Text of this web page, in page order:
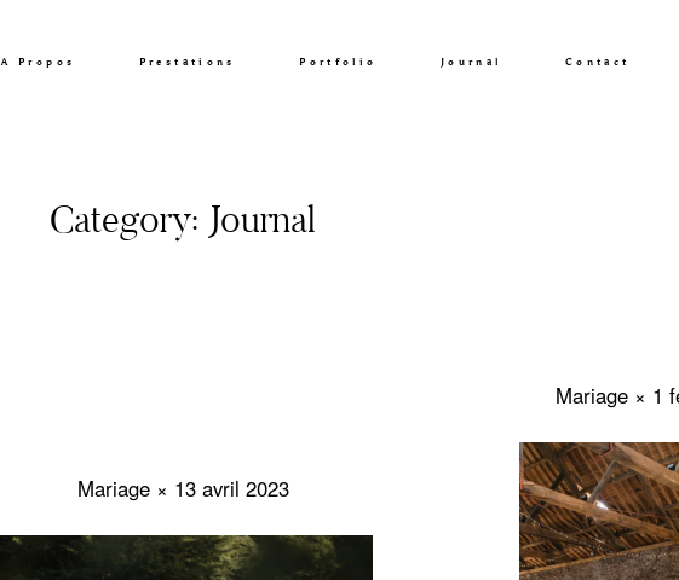
A Propos Prestations Portfolio Journal Contact
Category: Journal
Mariage × 13 avril 2023
Mariage × 1